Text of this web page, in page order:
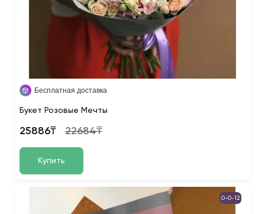
Бесплатная доставка
Букет Розовые Мечты
25886₸ 22684₸
Купить
0-0-12